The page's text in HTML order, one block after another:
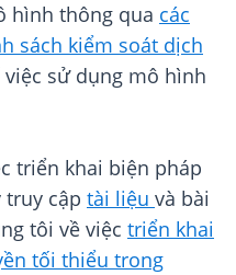
hình thông qua các
sách kiểm soát dịch
sử dụng mô hình
triển khai biện pháp
truy cập tài liệu và bài
tôi về việc triển khai
tối thiểu trong